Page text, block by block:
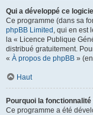
Qui a développé ce
Ce programme (dans sa
phpBB Limited , qui en est
la « Licence Publique
distribué gratuitement.
« À propos de phpBB »
Haut
Pourquoi la
Ce programme a été